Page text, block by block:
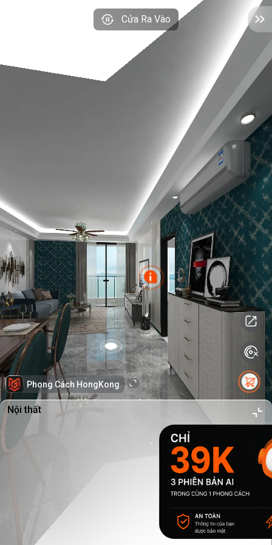
Cửa Ra Vào
Phong Cách HongKong
Nội thất